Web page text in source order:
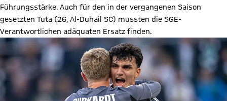
Führungsstärke. Auch für den in der vergangenen Saison
gesetzten Tuta (26, Al-Duhail SC) mussten die SGE-
Verantwortlichen adäquaten Ersatz finden.